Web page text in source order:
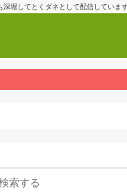
堀してとくダネとして配信しています